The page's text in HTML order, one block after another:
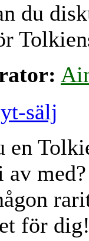
du
sälj
en
för dig!